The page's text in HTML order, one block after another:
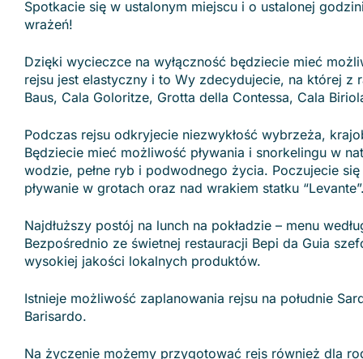
Spotkacie się w ustalonym miejscu i o ustalonej
wrażeń!
Dzięki wycieczce na wyłączność będziecie mieć
rejsu jest elastyczny i to Wy zdecydujecie, na której
Baus, Cala Goloritze, Grotta della Contessa, Cala
Podczas rejsu odkryjecie niezwykłość wybrzeża,
Będziecie mieć możliwość pływania i snorkelingu w
wodzie, pełne ryb i podwodnego życia. Poczujecie
pływanie w grotach oraz nad wrakiem statku
Najdłuższy postój na lunch na pokładzie – menu
Bezpośrednio ze świetnej restauracji Bepi da Guia
wysokiej jakości lokalnych produktów.
Istnieje możliwość zaplanowania rejsu na południe
Barisardo.
Na życzenie możemy przygotować rejs również dla